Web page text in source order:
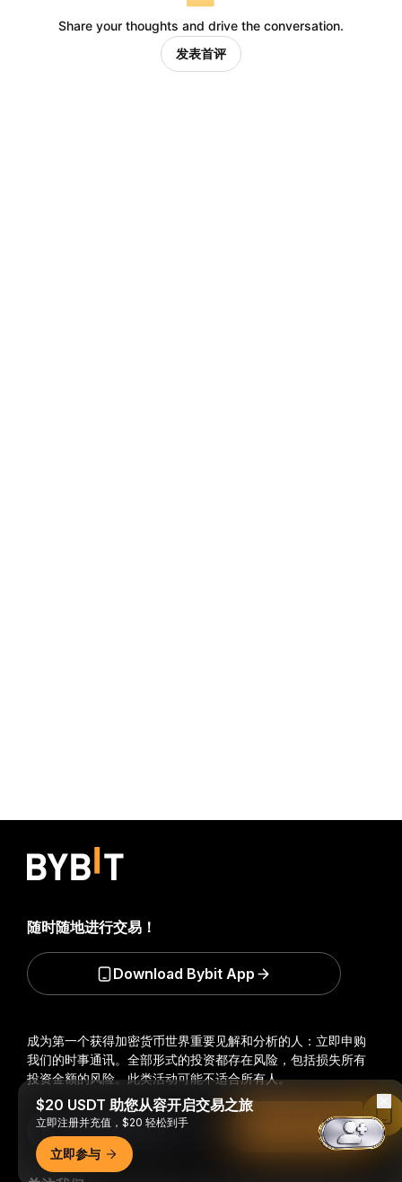
Share your thoughts and drive the conversation.
发表首评
成为第一个获得加密货币世界重要见解和分析的人：立即申购
我们的时事通讯。 全部形式的投资都存在风险，包括损失所有
投资金额的风险。此类活动可能不适合所有人。
随时随地进行交易！
Download Bybit App
$20 USDT 助您从容开启交易之旅
立即注册并充值，$20 轻松到手
立即参与
Read in Bybit App